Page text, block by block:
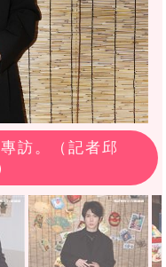
訪。（記者邱